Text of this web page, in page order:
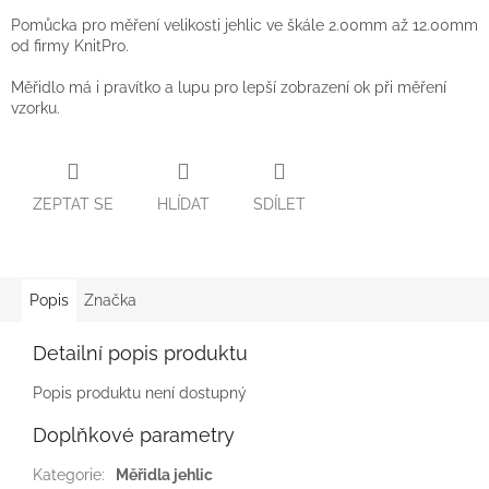
Pomůcka pro měření velikosti jehlic ve škále 2.00mm až 12.00mm
od firmy KnitPro.
Měřidlo má i pravítko a lupu pro lepší zobrazení ok při měření
vzorku.
ZEPTAT SE HLÍDAT SDÍLET
Popis Značka
Detailní popis produktu
Popis produktu není dostupný
Doplňkové parametry
Kategorie: Měřidla jehlic